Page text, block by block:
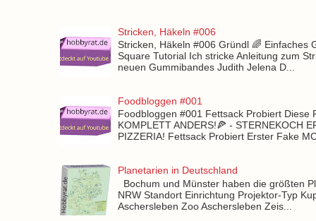
Stricken, Häkeln #006
Stricken, Häkeln #006 Gründl 🌈 Einfaches
Square Tutorial Ich stricke Anleitung zum
neuen Gummibandes Judith Jelena D...
Foodbloggen #001
Foodbloggen #001 Fettsack Probiert Diese
KOMPLETT ANDERS!🍕 - STERNEKOCH
PIZZERIA! Fettsack Probiert Erster Fake
Planetarien in Deutschland
Bochum und Münster haben die größten
NRW Standort Einrichtung Projektor-Typ
Aschersleben Zoo Aschersleben Zeis...